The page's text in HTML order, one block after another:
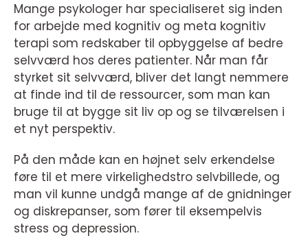
Mange psykologer har specialiseret sig inden
for arbejde med kognitiv og meta kognitiv
terapi som redskaber til opbyggelse af bedre
selvværd hos deres patienter. Når man får
styrket sit selvværd, bliver det langt nemmere
at finde ind til de ressourcer, som man kan
bruge til at bygge sit liv op og se tilværelsen i
et nyt perspektiv.
På den måde kan en højnet selv erkendelse
føre til et mere virkelighedstro selvbillede, og
man vil kunne undgå mange af de gnidninger
og diskrepanser, som fører til eksempelvis
stress og depression.